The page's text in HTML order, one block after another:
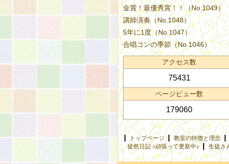
金賞！最優秀賞！！（No.1049）
講師演奏（No.1048）
5年に1度（No.1047）
合唱コンの季節（No.1046）
アクセス数
75431
ページビュー数
179060
トップページ 教室の特徴と理念
徒然日記 ♪頑張って更新中♪
生徒さ